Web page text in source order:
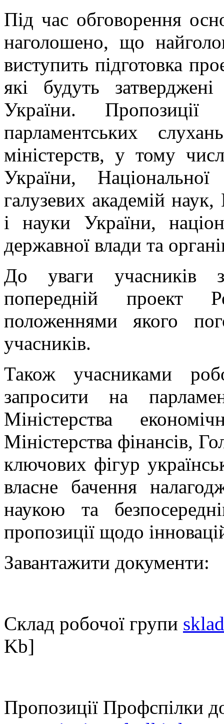
Під час обговорення
наголошено, що
виступить підготовка
які будуть
України.
парламентських
міністерств, у тому
України,
галузевих академій
і науки України,
державної влади та
До уваги учасників
попередній проект
положеннями якого
учасників.
Також учасниками
запросити на
Міністерства
Міністерства фінансів,
ключових фігур
власне бачення
наукою та
пропозиції щодо
Завантажити документи:
Склад робочої групи
Kb]
Пропозиції Профспілки